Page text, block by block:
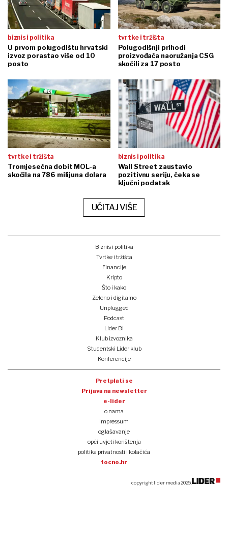
biznis i politika
U prvom polugodištu hrvatski
izvoz porastao više od 10
posto
tvrtke i tržišta
Polugodišnji prihodi
proizvođača naoružanja CSG
skočili za 17 posto
tvrtke i tržišta
Tromjesečna dobit MOL-a
skočila na 786 milijuna dolara
biznis i politika
Wall Street zaustavio
pozitivnu seriju, čeka se
ključni podatak
UČITAJ VIŠE
Biznis i politika
Tvrtke i tržišta
Financije
Kripto
Što i kako
Zeleno i digitalno
Unplugged
Podcast
Lider BI
Klub izvoznika
Studentski Lider klub
Konferencije
Pretplati se
Prijava na newsletter
e-lider
o nama
impressum
oglašavanje
opći uvjeti korištenja
politika privatnosti i kolačića
tocno.hr
copyright lider media 2025.